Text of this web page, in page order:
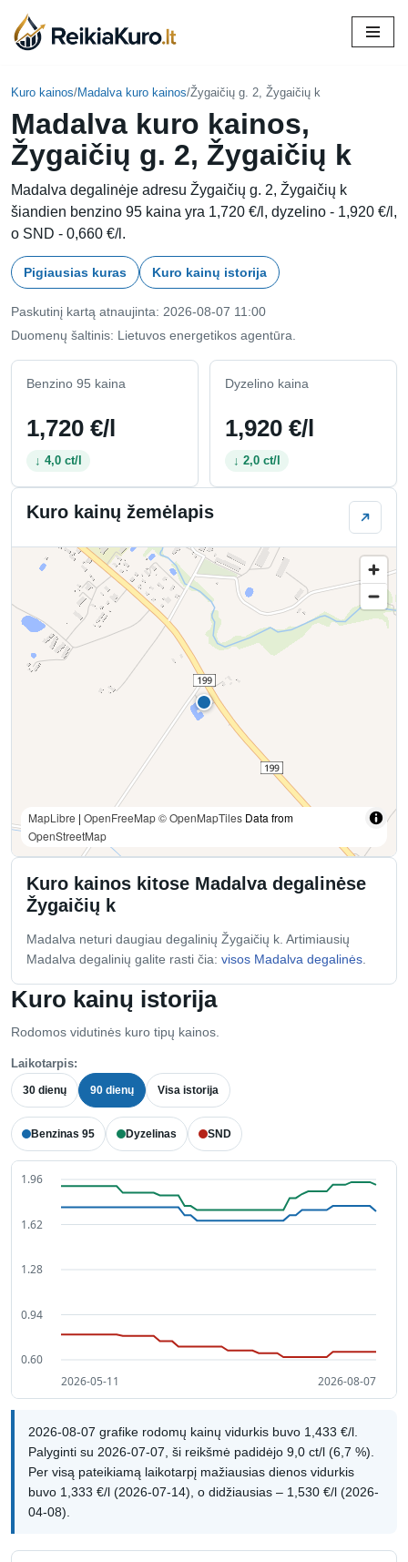
Skip
content
Kuro kainos/Madalva kuro kainos/Žygaičių g. 2, Žygaičių k
Madalva kuro kainos,
Žygaičių g. 2, Žygaičių k
Madalva degalinėje adresu Žygaičių g. 2, Žygaičių k
šiandien benzino 95 kaina yra 1,720 €/l, dyzelino - 1,920 €/l,
o SND - 0,660 €/l.
Pigiausias kuras Kuro kainų istorija
Paskutinį kartą atnaujinta: 2026-08-07 11:00
Duomenų šaltinis: Lietuvos energetikos agentūra.
Benzino 95 kaina
1,720 €/l
↓ 4,0 ct/l
Dyzelino kaina
1,920 €/l
↓ 2,0 ct/l
Kuro kainų istorija
Rodomos vidutinės kuro tipų kainos.
Laikotarpis:
30 dienų 90 dienų Visa istorija
Benzinas 95 Dyzelinas SND
2026-08-07 grafike rodomų kainų vidurkis buvo 1,433 €/l.
Palyginti su 2026-07-07, ši reikšmė padidėjo 9,0 ct/l (6,7 %).
Per visą pateikiamą laikotarpį mažiausias dienos vidurkis
buvo 1,333 €/l (2026-07-14), o didžiausias – 1,530 €/l (2026-
04-08).
Kuro kainų žemėlapis
MapLibre | OpenFreeMap© OpenMapTiles Data from
OpenStreetMap
Kuro kainos kitose Madalva degalinėse
Žygaičių k
Madalva neturi daugiau degalinių Žygaičių k. Artimiausių
Madalva degalinių galite rasti čia: visos Madalva degalinės